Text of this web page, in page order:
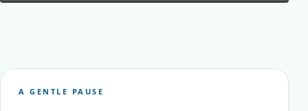
A GENTLE PAUSE